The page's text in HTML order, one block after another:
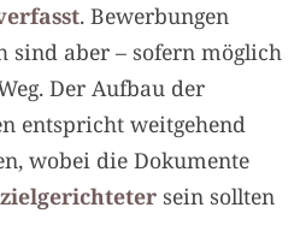
. Bewerbungen
sind aber – sofern möglich
Der Aufbau der
entspricht weitgehend
wobei die Dokumente
sein sollten